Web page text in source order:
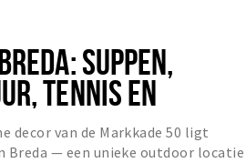
SUPPEN,
TENNIS EN
decor van de Markkade 50 ligt
Breda — een unieke outdoor locatie